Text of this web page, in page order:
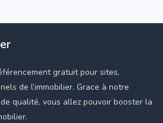
gratuit pour sites,
de l’immobilier. Grace à notre
qualité, vous allez pouvoir booster la